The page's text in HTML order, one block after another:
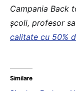
Campania Back
școli, profesor
calitate cu 50%
Similare